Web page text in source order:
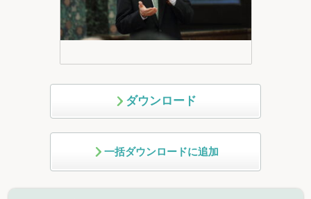
ダウンロード
一括ダウンロードに追加